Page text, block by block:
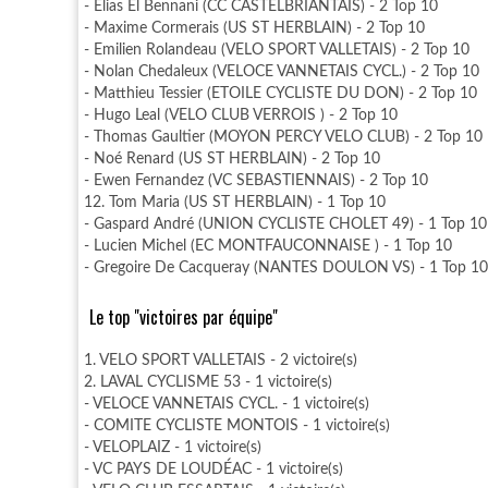
- Elias El Bennani (CC CASTELBRIANTAIS) - 2 Top 10
- Maxime Cormerais (US ST HERBLAIN) - 2 Top 10
- Emilien Rolandeau (VELO SPORT VALLETAIS) - 2 Top 10
- Nolan Chedaleux (VELOCE VANNETAIS CYCL.) - 2 Top 10
- Matthieu Tessier (ETOILE CYCLISTE DU DON) - 2 Top 10
- Hugo Leal (VELO CLUB VERROIS ) - 2 Top 10
- Thomas Gaultier (MOYON PERCY VELO CLUB) - 2 Top 10
- Noé Renard (US ST HERBLAIN) - 2 Top 10
- Ewen Fernandez (VC SEBASTIENNAIS) - 2 Top 10
12. Tom Maria (US ST HERBLAIN) - 1 Top 10
- Gaspard André (UNION CYCLISTE CHOLET 49) - 1 Top 10
- Lucien Michel (EC MONTFAUCONNAISE ) - 1 Top 10
- Gregoire De Cacqueray (NANTES DOULON VS) - 1 Top 10
Le top "victoires par équipe"
1. VELO SPORT VALLETAIS - 2 victoire(s)
2. LAVAL CYCLISME 53 - 1 victoire(s)
- VELOCE VANNETAIS CYCL. - 1 victoire(s)
- COMITE CYCLISTE MONTOIS - 1 victoire(s)
- VELOPLAIZ - 1 victoire(s)
- VC PAYS DE LOUDÉAC - 1 victoire(s)